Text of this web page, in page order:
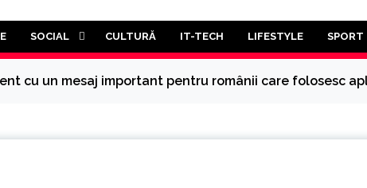
SOCIAL CULTURĂ IT-TECH LIFESTYLE SPORT
cu un mesaj important pentru românii care folosesc